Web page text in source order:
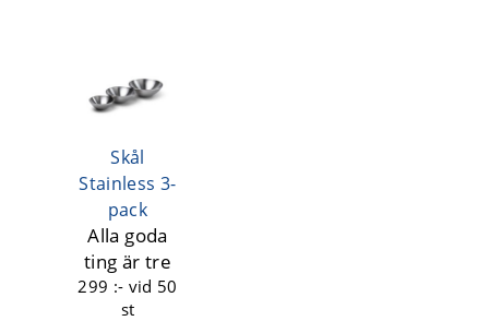
Skål
Stainless 3-
pack
Alla goda
ting är tre
299 :- vid 50
st